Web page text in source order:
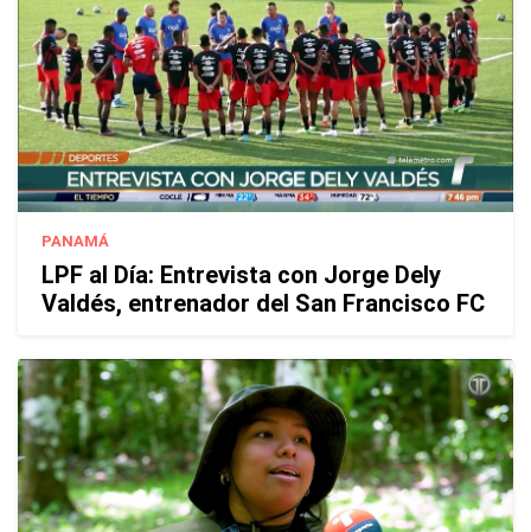
PANAMÁ
LPF al Día: Entrevista con Jorge Dely
Valdés, entrenador del San Francisco FC